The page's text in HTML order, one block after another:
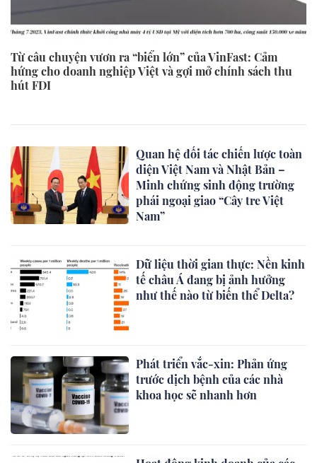
Từ câu chuyện vươn ra “biển lớn” của VinFast: Cảm
hứng cho doanh nghiệp Việt và gợi mở chính sách thu
hút FDI
Quan hệ đối tác chiến lược toàn
diện Việt Nam và Nhật Bản –
Minh chứng sinh động trường
phái ngoại giao “Cây tre Việt
Nam”
Dữ liệu thời gian thực: Nền kinh
tế châu Á đang bị ảnh hưởng
như thế nào từ biến thể Delta?
Phát triển vắc-xin: Phản ứng
trước dịch bệnh của các nhà
khoa học sẽ nhanh hơn